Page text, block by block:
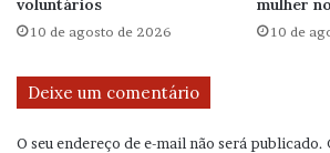
voluntários
10 de agosto de 2026
mulher
10 de
Deixe um comentário
O seu endereço de e-mail não será publicado.